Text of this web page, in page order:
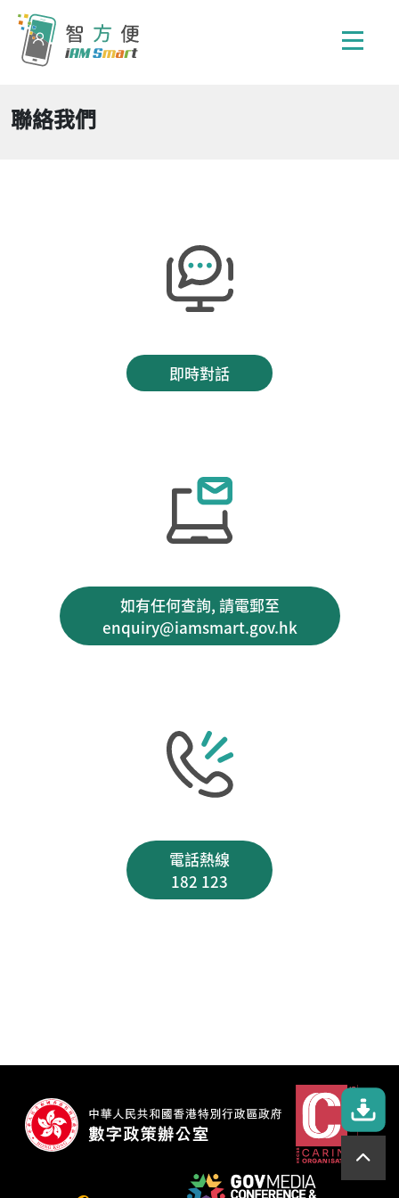
聯絡我們
即時對話
如有任何查詢, 請電郵至
enquiry@iamsmart.gov.hk
電話熱線
182 123